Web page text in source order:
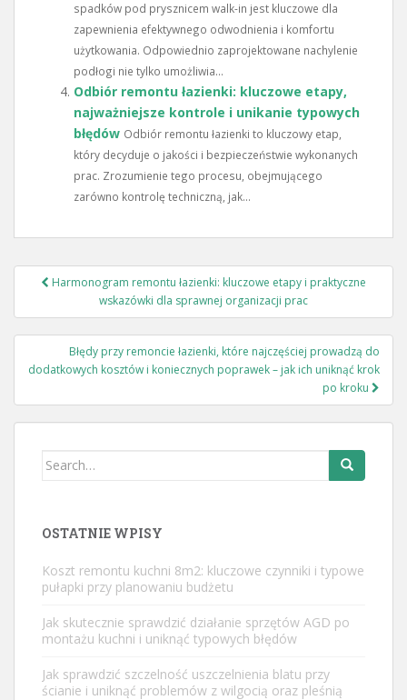
spadków pod prysznicem walk-in jest kluczowe dla
zapewnienia efektywnego odwodnienia i komfortu
użytkowania. Odpowiednio zaprojektowane nachylenie
podłogi nie tylko umożliwia...
Odbiór remontu łazienki: kluczowe etapy,
najważniejsze kontrole i unikanie typowych
błędów Odbiór remontu łazienki to kluczowy etap,
który decyduje o jakości i bezpieczeństwie wykonanych
prac. Zrozumienie tego procesu, obejmującego
zarówno kontrolę techniczną, jak...
Nawigacja
Harmonogram remontu łazienki: kluczowe etapy i praktyczne
wskazówki dla sprawnej organizacji prac
Błędy przy remoncie łazienki, które najczęściej prowadzą do
dodatkowych kosztów i koniecznych poprawek – jak ich uniknąć krok
po kroku
Search
OSTATNIE WPISY
Koszt remontu kuchni 8m2: kluczowe czynniki i typowe
pułapki przy planowaniu budżetu
Jak skutecznie sprawdzić działanie sprzętów AGD po
montażu kuchni i uniknąć typowych błędów
Jak sprawdzić szczelność uszczelnienia blatu przy
ścianie i uniknąć problemów z wilgocią oraz pleśnią